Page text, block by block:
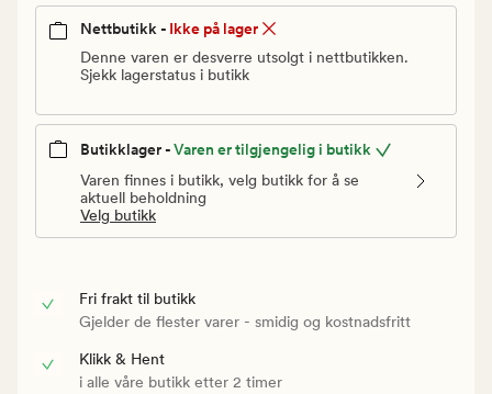
Nettbutikk - Ikke på lager
Denne varen er desverre utsolgt i nettbutikken.
Sjekk lagerstatus i butikk
Butikklager -Varen er tilgjengelig i butikk
Varen finnes i butikk, velg butikk for å se
aktuell beholdning
Velg butikk
Fri frakt til butikk
Gjelder de flester varer - smidig og kostnadsfritt
Klikk & Hent
i alle våre butikk etter 2 timer